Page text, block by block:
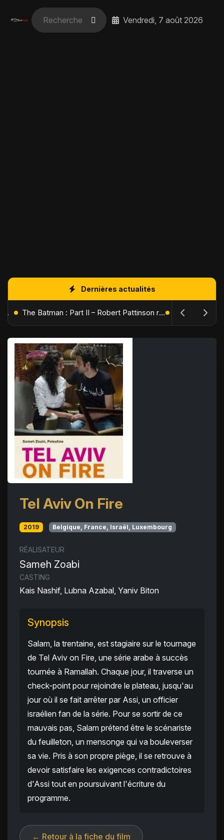
Vendredi, 7 août 2026
Dernières actualités
L'Âge de Glace : Le Réveil du Volcan – Manny, Sid et Diego de retour pour une aventure explosive The Batman : Part II – Robert Pattinson replonge dans les ténèbres de Gotham dès octobre 2027
Tel Aviv On Fire
2019 Belgique, France, Israël, Luxembourg
RÉALISATEUR
Sameh Zoabi
CASTING
Kais Nashif, Lubna Azabal, Yaniv Biton
Synopsis
Salam, la trentaine, est stagiaire sur le tournage
de Tel Aviv on Fire, une série arabe à succès
tournée à Ramallah. Chaque jour, il traverse un
check-point pour rejoindre le plateau, jusqu'au
jour où il se fait arrêter par Assi, un officier
israélien fan de la série. Pour se sortir de ce
mauvais pas, Salam prétend être le scénariste
du feuilleton, un mensonge qui va bouleverser
sa vie. Pris à son propre piège, il se retrouve à
devoir satisfaire les exigences contradictoires
d'Assi tout en poursuivant l'écriture du
programme.
← Retour à la fiche du film